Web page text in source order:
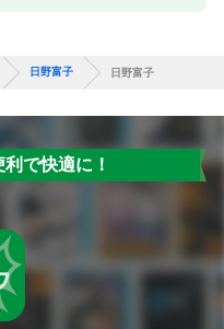
日野富子 日野富子
で快適に！